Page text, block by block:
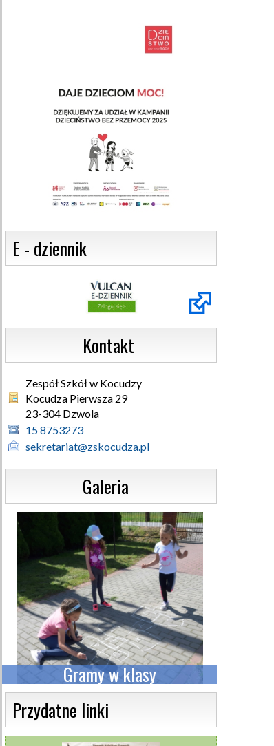
E - dziennik
                  Kontakt
Zespół Szkół w Kocudzy
Kocudza Pierwsza 29
23-304 Dzwola
15 8753273
sekretariat@zskocudza.pl
                  Galeria
Gramy w klasy
Przydatne linki